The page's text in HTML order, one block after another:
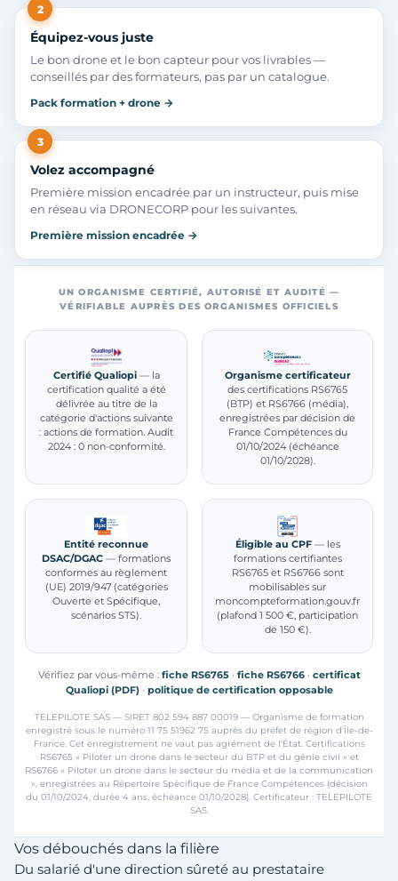
2
Équipez-vous juste
Le bon drone et le bon capteur pour vos livrables —
conseillés par des formateurs, pas par un catalogue.
Pack formation + drone →
3
Volez accompagné
Première mission encadrée par un instructeur, puis mise
en réseau via DRONECORP pour les suivantes.
Première mission encadrée →
UN ORGANISME CERTIFIÉ, AUTORISÉ ET AUDITÉ —
VÉRIFIABLE AUPRÈS DES ORGANISMES OFFICIELS
Certifié Qualiopi— la
certification qualité a été
délivrée au titre de la
catégorie d'actions suivante
: actions de formation. Audit
2024 : 0 non-conformité.
Organisme certificateur
des certifications RS6765
(BTP) et RS6766 (média),
enregistrées par décision de
France Compétences du
01/10/2024 (échéance
01/10/2028).
Entité reconnue
DSAC/DGAC — formations
conformes au règlement
(UE) 2019/947 (catégories
Ouverte et Spécifique,
scénarios STS).
Éligible au CPF— les
formations certifiantes
RS6765 et RS6766 sont
mobilisables sur
moncompteformation.gouv.fr
(plafond 1 500 €, participation
de 150 €).
Vérifiez par vous-même : fiche RS6765· fiche RS6766· certificat
Qualiopi (PDF)· politique de certification opposable
TELEPILOTE SAS — SIRET 802 594 887 00019 — Organisme de formation
enregistré sous le numéro 11 75 51962 75 auprès du préfet de région d'Île-de-
France. Cet enregistrement ne vaut pas agrément de l'État. Certifications
RS6765 « Piloter un drone dans le secteur du BTP et du génie civil » et
RS6766 « Piloter un drone dans le secteur du média et de la communication
», enregistrées au Répertoire Spécifique de France Compétences (décision
du 01/10/2024, durée 4 ans, échéance 01/10/2028). Certificateur : TELEPILOTE
SAS.
Vos débouchés dans la filière
Du salarié d'une direction sûreté au prestataire